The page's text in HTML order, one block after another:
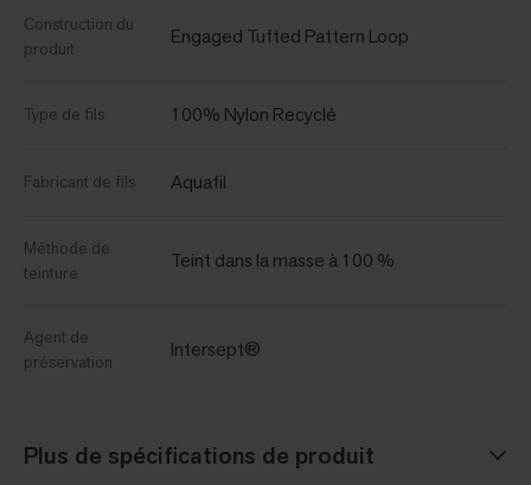
Construction du
produit
Engaged Tufted Pattern Loop
Type de fils 100% Nylon Recyclé
Fabricant de fils Aquafil
Méthode de
teinture
Teint dans la masse à 100 %
Agent de
préservation
Intersept®
Plus de spécifications de produit